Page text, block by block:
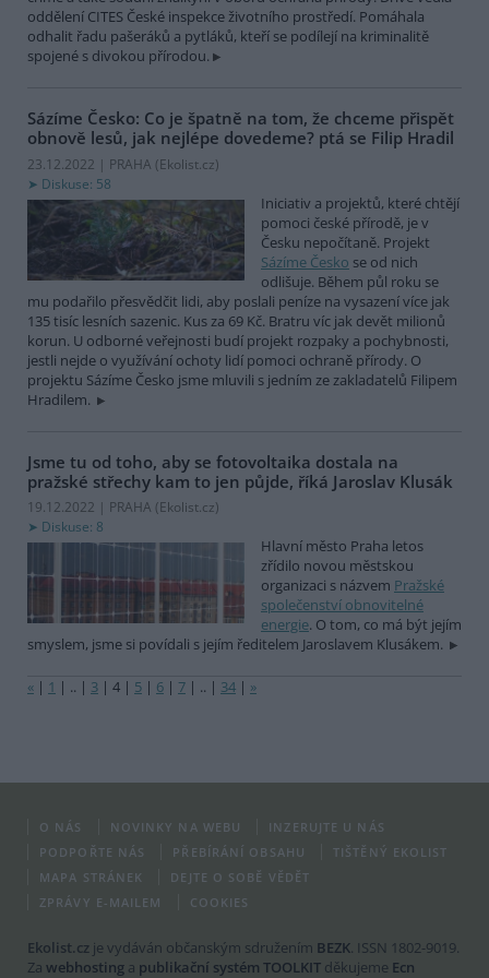
oddělení CITES České inspekce životního prostředí. Pomáhala
odhalit řadu pašeráků a pytláků, kteří se podílejí na kriminalitě
spojené s divokou přírodou.
Sázíme Česko: Co je špatně na tom, že chceme přispět
obnově lesů, jak nejlépe dovedeme? ptá se Filip Hradil
23.12.2022 | PRAHA (Ekolist.cz)
Diskuse: 58
Iniciativ a projektů, které chtějí
pomoci české přírodě, je v
Česku nepočítaně. Projekt
Sázíme Česko se od nich
odlišuje. Během půl roku se
mu podařilo přesvědčit lidi, aby poslali peníze na vysazení více jak
135 tisíc lesních sazenic. Kus za 69 Kč. Bratru víc jak devět milionů
korun. U odborné veřejnosti budí projekt rozpaky a pochybnosti,
jestli nejde o využívání ochoty lidí pomoci ochraně přírody. O
projektu Sázíme Česko jsme mluvili s jedním ze zakladatelů Filipem
Hradilem.
Jsme tu od toho, aby se fotovoltaika dostala na
pražské střechy kam to jen půjde, říká Jaroslav Klusák
19.12.2022 | PRAHA (Ekolist.cz)
Diskuse: 8
Hlavní město Praha letos
zřídilo novou městskou
organizaci s názvem Pražské
společenství obnovitelné
energie. O tom, co má být jejím
smyslem, jsme si povídali s jejím ředitelem Jaroslavem Klusákem.
« | 1 | .. | 3 | 4 | 5 | 6 | 7 | .. | 34 | »
O NÁS NOVINKY NA WEBU
INZERUJTE U NÁS
PODPOŘTE NÁS
PŘEBÍRÁNÍ OBSAHU
TIŠTĚNÝ EKOLIST
MAPA STRÁNEK
DEJTE O SOBĚ VĚDĚT
ZPRÁVY E-MAILEM
COOKIES
Ekolist.cz je vydáván občanským sdružením BEZK. ISSN 1802-9019.
Za webhosting a publikační systém TOOLKIT děkujeme Ecn